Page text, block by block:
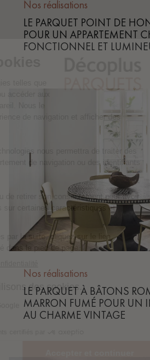
Nos réalisations
LE PARQUET POINT DE
POUR UN APPARTEMENT
FONCTIONNEL ET
Nos réalisations
LE PARQUET À BÂTONS
MARRON FUMÉ POUR UN
AU CHARME VINTAGE